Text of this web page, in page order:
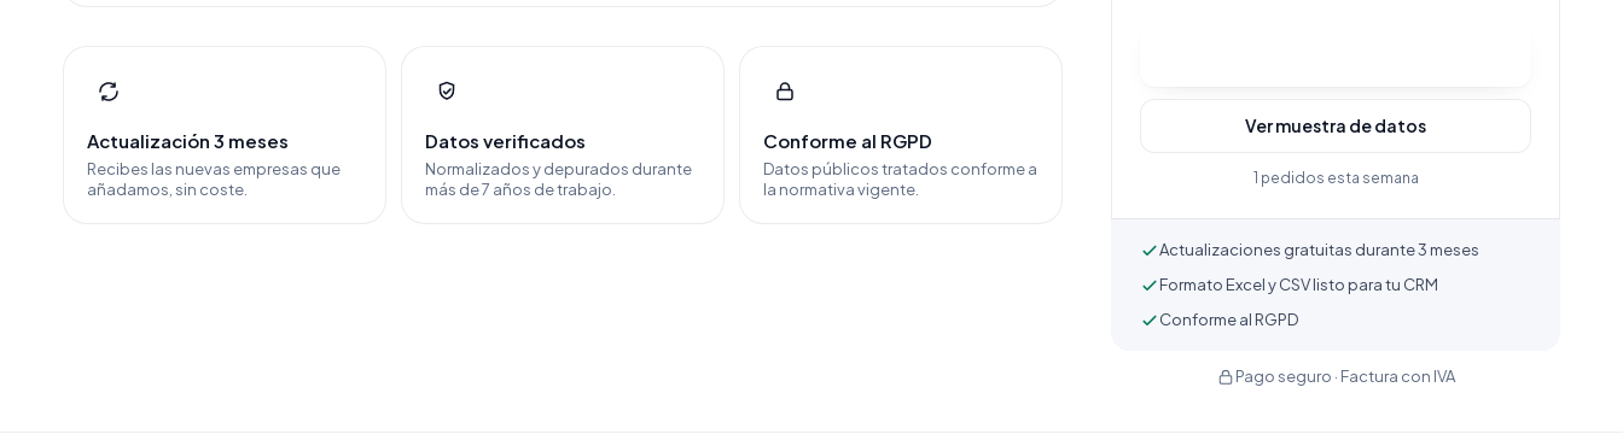
Actualización 3 meses
Recibes las nuevas empresas que
añadamos, sin coste.
Datos verificados
Normalizados y depurados durante
más de 7 años de trabajo.
Conforme al RGPD
Datos públicos tratados conforme a
la normativa vigente.
Ver muestra de datos
1 pedidos esta semana
Actualizaciones gratuitas durante 3 meses
Formato Excel y CSV listo para tu CRM
Conforme al RGPD
Pago seguro · Factura con IVA